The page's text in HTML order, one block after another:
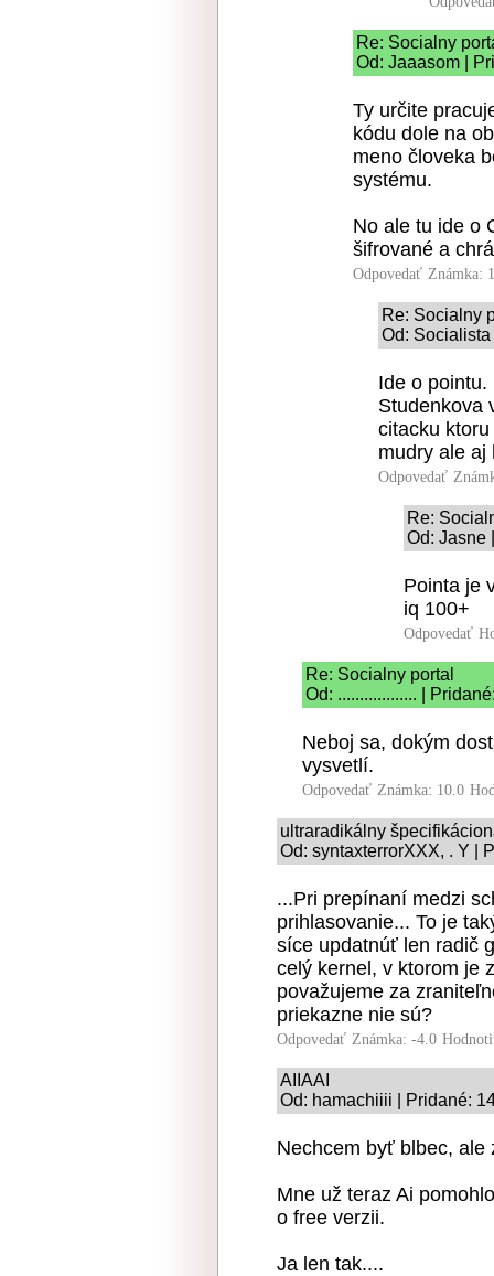
Re: Socialny
Od: Jaaasom |
Ty určite
kódu dole na
meno človeka
systému.
No ale tu ide o
šifrované a
Odpovedať Známka:
Re: Socialny
Od:
Ide o
Studenkova
citacku
mudry ale aj
Odpovedať
Re:
Od: Jasne
Pointa je
iq 100+
Odpovedať
Re: Socialny portal
Od: .................. |
Neboj sa, dokým
vysvetlí.
Odpovedať Známka: 10.0
ultraradikálny
Od: syntaxterrorXXX, . Y |
...Pri prepínaní medzi
prihlasovanie... To je
síce updatnúť len radič
celý kernel, v ktorom je
považujeme za
priekazne nie sú?
Odpovedať Známka: -4.0
AIIAAI
Od: hamachiiii | Pridané:
Nechcem byť blbec, ale
Mne už teraz Ai
o free verzii.
Ja len tak....